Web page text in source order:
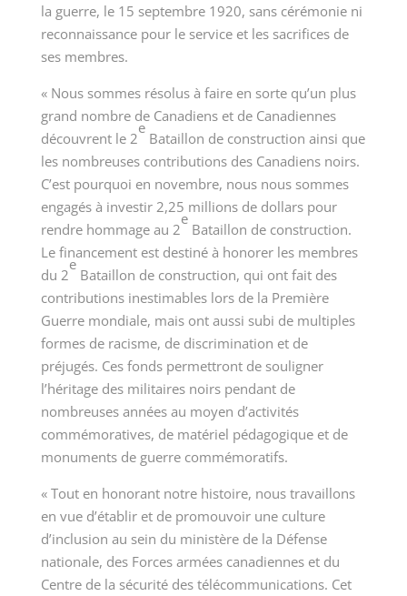
la guerre, le 15 septembre 1920, sans cérémonie ni
reconnaissance pour le service et les sacrifices de
ses membres.
« Nous sommes résolus à faire en sorte qu’un plus
grand nombre de Canadiens et de Canadiennes
découvrent le 2
e
Bataillon de construction ainsi que
les nombreuses contributions des Canadiens noirs.
C’est pourquoi en novembre, nous nous sommes
engagés à investir 2,25 millions de dollars pour
rendre hommage au 2
e
Bataillon de construction.
Le financement est destiné à honorer les membres
du 2
e
Bataillon de construction, qui ont fait des
contributions inestimables lors de la Première
Guerre mondiale, mais ont aussi subi de multiples
formes de racisme, de discrimination et de
préjugés. Ces fonds permettront de souligner
l’héritage des militaires noirs pendant de
nombreuses années au moyen d’activités
commémoratives, de matériel pédagogique et de
monuments de guerre commémoratifs.
« Tout en honorant notre histoire, nous travaillons
en vue d’établir et de promouvoir une culture
d’inclusion au sein du ministère de la Défense
nationale, des Forces armées canadiennes et du
Centre de la sécurité des télécommunications. Cet